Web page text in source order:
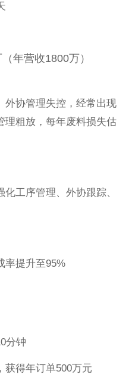
年营收1800万）
外协管理失控，经常出现
理粗放，每年废料损失估
工序管理、外协跟踪、
率提升至95%
分钟
获得年订单500万元